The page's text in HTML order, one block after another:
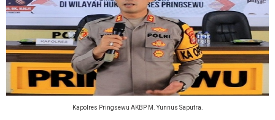
Kapolres Pringsewu AKBP M. Yunnus Saputra.